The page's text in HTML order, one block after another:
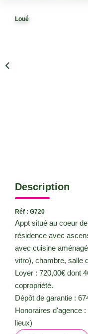
Loué
Description
Réf : G720
Appt situé au coeur
résidence avec
avec cuisine
vitro), chambre, salle
Loyer : 720,00€ dont
copropriété.
Dépôt de garantie :
Honoraires d'agence
lieux)